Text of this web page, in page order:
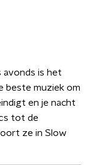
avonds is het
beste muziek om
en je nacht
tot de
ze in Slow